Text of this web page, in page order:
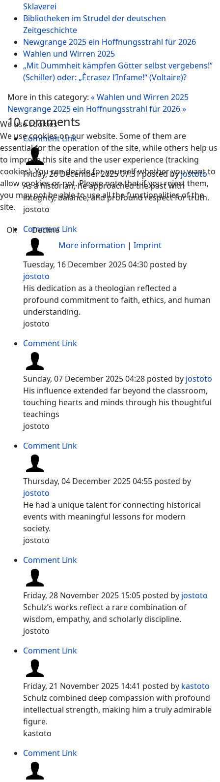
Sklaverei
Bibliotheken im Strudel der deutschen
Zeitgeschichte
Newgrange 2025 ein Hoffnungsstrahl für 2026
Wahlen und Wirren 2025
„Mit Dummheit kämpfen Götter selbst vergebens!“
(Schiller) oder: „Ècrasez l’Infame!“ (Voltaire)?
More in this category: « Wahlen und Wirren 2025
Newgrange 2025 ein Hoffnungsstrahl für 2026 »
10comments
Comment Link
Friday, 26 December 2025 07:31posted byjostoto
As a historian, he approached the past with
integrity, balance, and profound respect for truth.
jostoto
Comment Link
Tuesday, 16 December 2025 04:30 posted by
jostoto
His dedication as a theologian reflected a
profound commitment to faith, ethics, and human
understanding.
jostoto
Comment Link
Sunday, 07 December 2025 04:28 posted by jostoto
His influence extended far beyond the classroom,
touching hearts and minds through his thoughtful
teachings
jostoto
Comment Link
Thursday, 04 December 2025 04:55 posted by
jostoto
He had a unique talent for connecting historical
events with meaningful lessons for modern
society.
jostoto
Comment Link
Friday, 28 November 2025 15:05 posted by jostoto
Schulz’s works reflect a rare combination of
wisdom, empathy, and scholarly discipline.
jostoto
Comment Link
Friday, 21 November 2025 14:41 posted by kastoto
Schulz combined deep compassion with profound
intellectual strength, making him a truly admirable
figure.
kastoto
Comment Link
We use cookies
We use cookies on our website. Some of them are
essential for the operation of the site, while others help us
to improve this site and the user experience (tracking
cookies). You can decide for yourself whether you want to
allow cookies or not. Please note that if you reject them,
you may not be able to use all the functionalities of the
site.
Ok
Decline
More information | Imprint